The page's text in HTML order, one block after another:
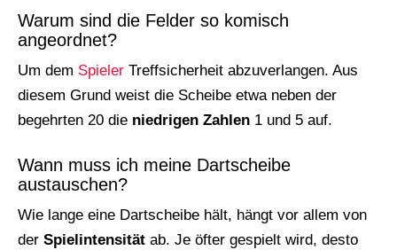
Warum sind die Felder so komisch
angeordnet?
Um dem Spieler Treffsicherheit abzuverlangen. Aus
diesem Grund weist die Scheibe etwa neben der
begehrten 20 die niedrigen Zahlen 1 und 5 auf.
Wann muss ich meine Dartscheibe
austauschen?
Wie lange eine Dartscheibe hält, hängt vor allem von
der Spielintensität ab. Je öfter gespielt wird, desto